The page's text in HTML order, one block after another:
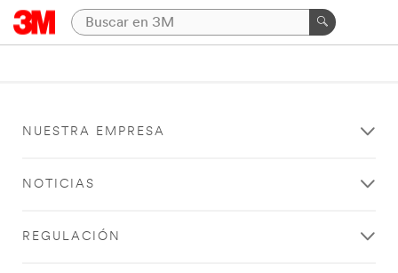
NUESTRA EMPRESA
NOTICIAS
REGULACIÓN